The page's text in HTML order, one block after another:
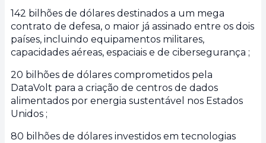
142 bilhões de dólares destinados a um mega
contrato de defesa, o maior já assinado entre os dois
países, incluindo equipamentos militares,
capacidades aéreas, espaciais e de cibersegurança ;
20 bilhões de dólares comprometidos pela
DataVolt para a criação de centros de dados
alimentados por energia sustentável nos Estados
Unidos ;
80 bilhões de dólares investidos em tecnologias